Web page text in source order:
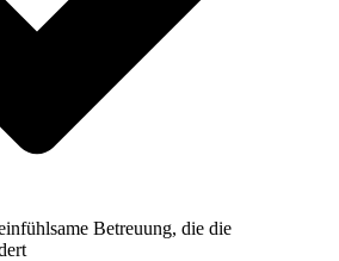
Betreuung, die die